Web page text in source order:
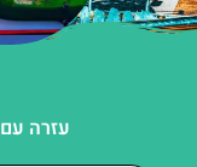
עזרה